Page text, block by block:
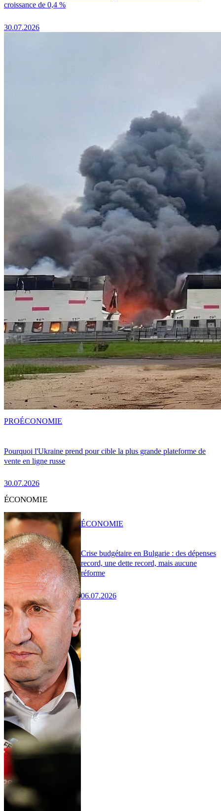
croissance de 0,4 %
30.07.2026
Pourquoi l'Ukraine prend pour cible la plus grande plateforme de
vente en ligne russe
30.07.2026
PROÉCONOMIE
ÉCONOMIE
Crise budgétaire en Bulgarie : des dépenses
record, une dette record, mais aucune
réforme
06.07.2026
ÉCONOMIE